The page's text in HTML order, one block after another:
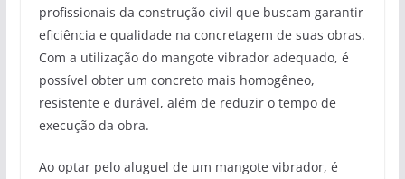
profissionais da construção civil que buscam garantir
eficiência e qualidade na concretagem de suas obras.
Com a utilização do mangote vibrador adequado, é
possível obter um concreto mais homogêneo,
resistente e durável, além de reduzir o tempo de
execução da obra.
Ao optar pelo aluguel de um mangote vibrador, é